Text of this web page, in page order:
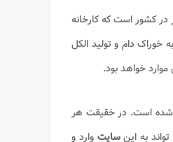
کشور است که کارخانه
دام و تولید الکل
خواهد بود.
شده است. در خقیقت هر
به اینسایتوارد و